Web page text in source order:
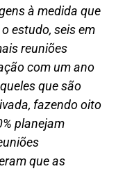
à medida que
estudo, seis em
reuniões
com um ano
que são
fazendo oito
planejam
que as